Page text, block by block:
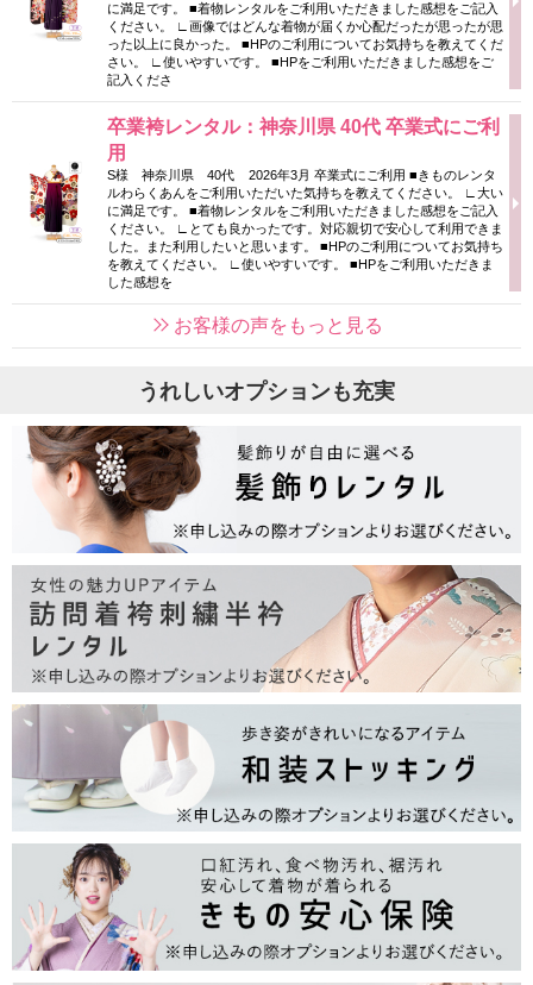
に満足です。 ■着物レンタルをご利用いただきました感想をご記入
ください。 ∟画像ではどんな着物が届くか心配だったが思ったが思
った以上に良かった。 ■HPのご利用についてお気持ちを教えてくだ
さい。 ∟使いやすいです。 ■HPをご利用いただきました感想をご
記入くださ
卒業袴レンタル：神奈川県 40代 卒業式にご利
用
S様 神奈川県 40代 2026年3月 卒業式にご利用 ■きものレンタ
ルわらくあんをご利用いただいた気持ちを教えてください。 ∟大い
に満足です。 ■着物レンタルをご利用いただきました感想をご記入
ください。 ∟とても良かったです。対応親切で安心して利用できま
した。また利用したいと思います。 ■HPのご利用についてお気持ち
を教えてください。 ∟使いやすいです。 ■HPをご利用いただきま
した感想を
お客様の声をもっと見る
うれしいオプションも充実